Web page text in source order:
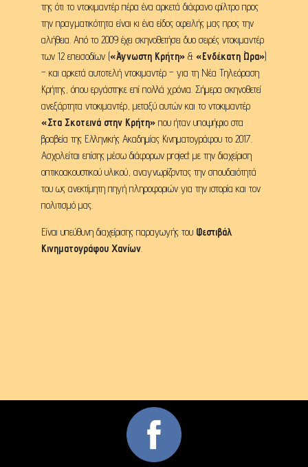
της ότι το ντοκιμαντέρ πέρα ένα αρκετά διάφανο φίλτρο προς
την πραγματικότητα είναι κι ένα είδος οφειλής μας προς την
αλήθεια. Από το 2009 έχει σκηνοθετήσει δυο σειρές ντοκιμαντέρ
των 12 επεισοδίων («Άγνωστη Κρήτη» & «Ενδέκατη Ώρα»)
– και αρκετά αυτοτελή ντοκιμαντέρ – για τη Νέα Τηλεόραση
Κρήτης, όπου εργάστηκε επί πολλά χρόνια. Σήμερα σκηνοθετεί
ανεξάρτητα ντοκιμαντέρ, μεταξύ αυτών και το ντοκιμαντέρ
«Στα Σκοτεινά στην Κρήτη» που ήταν υποψήφιο στα
βραβεία της Ελληνικής Ακαδημίας Κινηματογράφου το 2017.
Ασχολείται επίσης μέσω διάφορων project με την διαχείριση
οπτικοακουστικού υλικού, αναγνωρίζοντας την σπουδαιότητά
του ως ανεκτίμητη πηγή πληροφοριών για την ιστορία και τον
πολιτισμό μας.
Είναι υπεύθυνη διαχείρισης παραγωγής του Φεστιβάλ
Κινηματογράφου Χανίων